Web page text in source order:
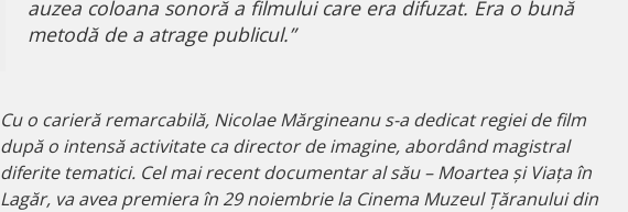
auzea coloana sonoră a filmului care era difuzat. Era o bună
metodă de a atrage publicul.”
Cu o carieră remarcabilă, Nicolae Mărgineanu s-a dedicat regiei de film
după o intensă activitate ca director de imagine, abordând magistral
diferite tematici. Cel mai recent documentar al său – Moartea și Viața în
Lagăr, va avea premiera în 29 noiembrie la Cinema Muzeul Țăranului din